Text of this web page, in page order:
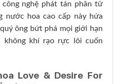
nghệ phát tán phân tử
nước hoa cao cấp này hứa
ông bứt phá mọi giới hạn
không khí rạo rực lôi cuốn
Love & Desire For